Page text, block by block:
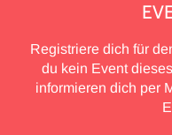
Registriere dich für
du kein Event
informieren dich per